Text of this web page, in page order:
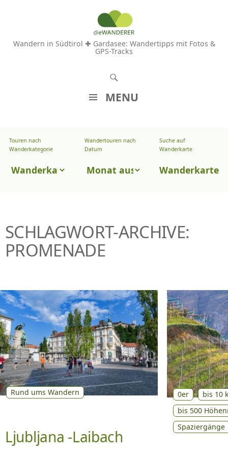
Wandern in Südtirol ✚ Gardasee: Wandertipps mit Fotos &
GPS-Tracks
MENU
M
S
P
R
I
E
N
Touren nach
Wanderkategorie
Touren
Wandertouren nach
Datum
Wandertouren
Datum
Suche auf
Wanderkarte
Wanderkarte
SCHLAGWORT-ARCHIVE:
PROMENADE
Rund ums Wandern
Ljubljana -Laibach
0er
bis 10
bis 500
Spaziergänge